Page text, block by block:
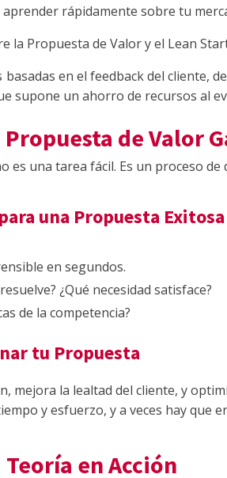
rápidamente sobre tu
la Propuesta de Valor y el Lean
en el feedback del cliente,
supone un ahorro de recursos al
de Valor
es una tarea fácil. Es un proceso
una Propuesta Exitosa
en segundos.
¿Qué necesidad satisface?
de la competencia?
tu Propuesta
mejora la lealtad del cliente, y
y esfuerzo, y a veces hay que
en Acción